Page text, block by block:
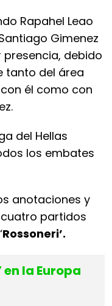
Rapahel Leao
Gimenez
debido
tanto del área
él como con
del Hellas
los embates
anotaciones y
partidos
Rossoneri’.
en la Europa